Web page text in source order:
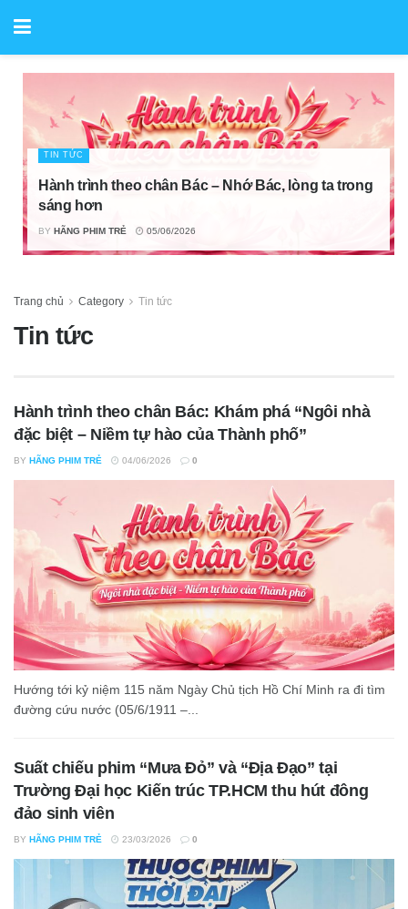
TIN TỨC
Hành trình theo chân Bác – Nhớ Bác, lòng ta trong
sáng hơn
BY HÃNG PHIM TRẺ 05/06/2026
Trang chủ Category Tin tức
Tin tức
Hành trình theo chân Bác: Khám phá “Ngôi nhà
đặc biệt – Niềm tự hào của Thành phố”
BY HÃNG PHIM TRẺ 04/06/2026 0
Hướng tới kỷ niệm 115 năm Ngày Chủ tịch Hồ Chí Minh ra đi tìm
đường cứu nước (05/6/1911 –...
Suất chiếu phim “Mưa Đỏ” và “Địa Đạo” tại
Trường Đại học Kiến trúc TP.HCM thu hút đông
đảo sinh viên
BY HÃNG PHIM TRẺ 23/03/2026 0